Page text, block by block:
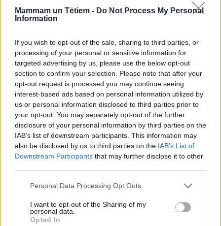
Mammam un Tētiem - Do Not Process My Personal
Information
If you wish to opt-out of the sale, sharing to third parties, or
processing of your personal or sensitive information for
targeted advertising by us, please use the below opt-out
section to confirm your selection. Please note that after your
opt-out request is processed you may continue seeing
interest-based ads based on personal information utilized by
us or personal information disclosed to third parties prior to
your opt-out. You may separately opt-out of the further
disclosure of your personal information by third parties on the
IAB’s list of downstream participants. This information may
also be disclosed by us to third parties on the IAB’s List of
Downstream Participants that may further disclose it to other
Personal Data Processing Opt Outs
I want to opt-out of the Sharing of my
personal data.
Opted In
hemoroīdi
laikā; PLUS padomi un
receptes sagatavēm, ko
sasaldēt pirms dzemdībām
Kas jāņem vērā, meklējot
auklīti zīdainim; PLUS
Kontracepcija pēc
dzemdībām: mīti un